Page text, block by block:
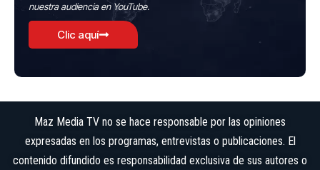
nuestra audiencia en YouTube.
Clic aquí
Maz Media TV no se hace responsable por las opiniones
expresadas en los programas, entrevistas o publicaciones. El
contenido difundido es responsabilidad exclusiva de sus autores o